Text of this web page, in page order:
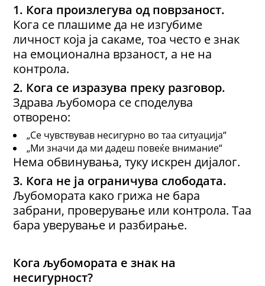
1. Кога произлегува од поврзаност.
Кога се плашиме да не изгубиме
личност која ја сакаме, тоа често е знак
на емоционална врзаност, а не на
контрола.
2. Кога се изразува преку разговор.
Здрава љубомора се споделува
отворено:
„Се чувствував несигурно во таа ситуација“
„Ми значи да ми дадеш повеќе внимание“
Нема обвинувања, туку искрен дијалог.
3. Кога не ја ограничува слободата.
Љубомората како грижа не бара
забрани, проверување или контрола. Таа
бара уверување и разбирање.
Кога љубомората е знак на
несигурност?